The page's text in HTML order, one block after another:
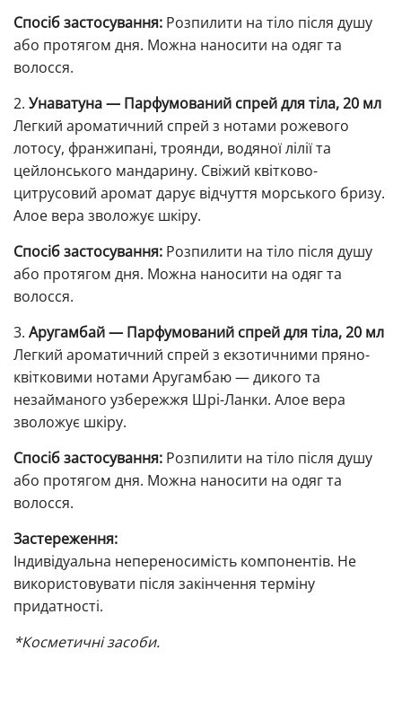
Спосіб застосування: Розпилити на тіло після душу
або протягом дня. Можна наносити на одяг та
волосся.
2. Унаватуна — Парфумований спрей для тіла, 20 мл
Легкий ароматичний спрей з нотами рожевого
лотосу, франжипані, троянди, водяної лілії та
цейлонського мандарину. Свіжий квітково-
цитрусовий аромат дарує відчуття морського бризу.
Алое вера зволожує шкіру.
Спосіб застосування: Розпилити на тіло після душу
або протягом дня. Можна наносити на одяг та
волосся.
3. Аругамбай — Парфумований спрей для тіла, 20 мл
Легкий ароматичний спрей з екзотичними пряно-
квітковими нотами Аругамбаю — дикого та
незайманого узбережжя Шрі-Ланки. Алое вера
зволожує шкіру.
Спосіб застосування: Розпилити на тіло після душу
або протягом дня. Можна наносити на одяг та
волосся.
Застереження:
Індивідуальна непереносимість компонентів. Не
використовувати після закінчення терміну
придатності.
*Косметичні засоби.